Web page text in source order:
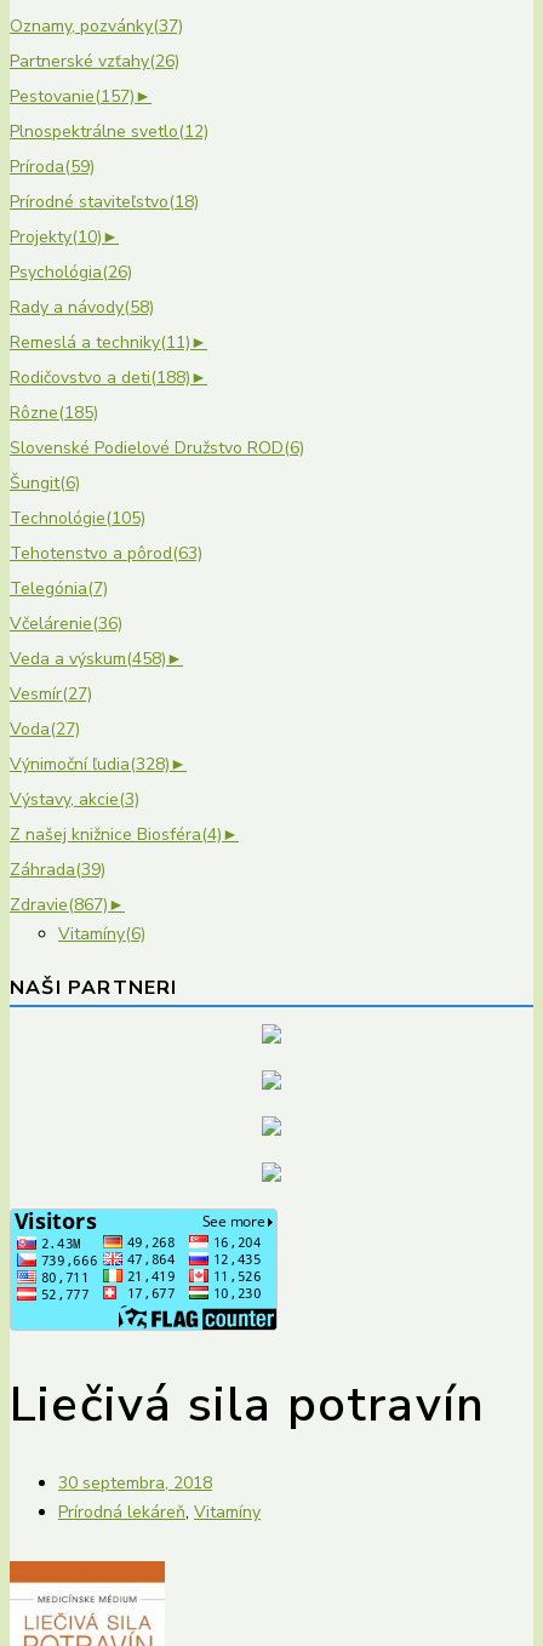
Oznamy, pozvánky(37)
Partnerské vzťahy(26)
Pestovanie(157)►
Plnospektrálne svetlo(12)
Príroda(59)
Prírodné staviteľstvo(18)
Projekty(10)►
Psychológia(26)
Rady a návody(58)
Remeslá a techniky(11)►
Rodičovstvo a deti(188)►
Rôzne(185)
Slovenské Podielové Družstvo ROD(6)
Šungit(6)
Technológie(105)
Tehotenstvo a pôrod(63)
Telegónia(7)
Včelárenie(36)
Veda a výskum(458)►
Vesmír(27)
Voda(27)
Výnimoční ľudia(328)►
Výstavy, akcie(3)
Z našej knižnice Biosféra(4)►
Záhrada(39)
Zdravie(867)►
Vitamíny(6)
NAŠI PARTNERI
Liečivá sila potravín
30 septembra, 2018
Prírodná lekáreň, Vitamíny